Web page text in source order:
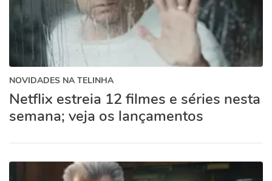
NOVIDADES NA TELINHA
Netflix estreia 12 filmes e séries nesta
semana; veja os lançamentos